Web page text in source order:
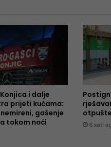
i dalje
prijeti kućama:
gašenje
tokom noći
6 sati